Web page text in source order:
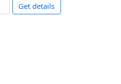
Get details